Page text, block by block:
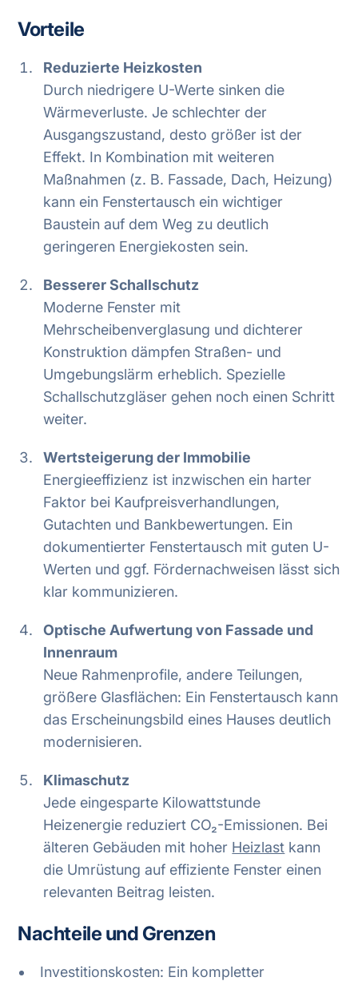
Vorteile
Reduzierte Heizkosten
Durch niedrigere U-Werte sinken die
Wärmeverluste. Je schlechter der
Ausgangszustand, desto größer ist der
Effekt. In Kombination mit weiteren
Maßnahmen (z. B. Fassade, Dach, Heizung)
kann ein Fenstertausch ein wichtiger
Baustein auf dem Weg zu deutlich
geringeren Energiekosten sein.
Besserer Schallschutz
Moderne Fenster mit
Mehrscheibenverglasung und dichterer
Konstruktion dämpfen Straßen- und
Umgebungslärm erheblich. Spezielle
Schallschutzgläser gehen noch einen Schritt
weiter.
Wertsteigerung der Immobilie
Energieeffizienz ist inzwischen ein harter
Faktor bei Kaufpreisverhandlungen,
Gutachten und Bankbewertungen. Ein
dokumentierter Fenstertausch mit guten U-
Werten und ggf. Fördernachweisen lässt sich
klar kommunizieren.
Optische Aufwertung von Fassade und
Innenraum
Neue Rahmenprofile, andere Teilungen,
größere Glasflächen: Ein Fenstertausch kann
das Erscheinungsbild eines Hauses deutlich
modernisieren.
Klimaschutz
Jede eingesparte Kilowattstunde
Heizenergie reduziert CO₂-Emissionen. Bei
älteren Gebäuden mit hoher Heizlast kann
die Umrüstung auf effiziente Fenster einen
relevanten Beitrag leisten.
Nachteile und Grenzen
Investitionskosten: Ein kompletter